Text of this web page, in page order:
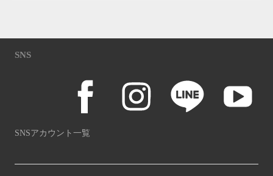
SNS
SNSアカウント一覧